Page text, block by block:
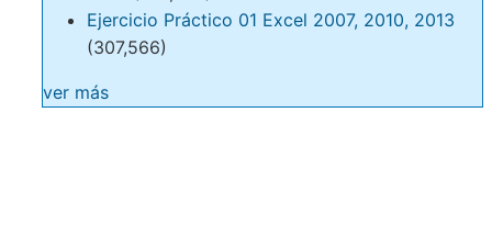
Ejercicio Práctico 01 Excel 2007, 2010, 2013
(307,566)
ver más